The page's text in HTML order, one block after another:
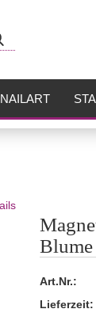
NAILART
Blume
Art.Nr.:
Lieferzeit: